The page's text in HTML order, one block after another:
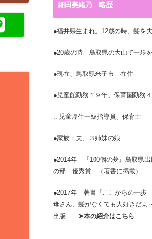
細田美緒乃 略歴
●福井県生まれ。12歳の時、髪を失
●20歳の時、鳥取県の大山で一歩を
●現在、鳥取県米子市 在住
●児童館勤務１９年、保育園勤務
.. 児童厚生一級指導員、保育士
●家族：夫、３姉妹の娘
●2014年 『100個の夢』鳥取県
の部 優秀賞 （著書に掲載）
●2017年 著書『ここからの一歩
母さん、髪がなくても大好きだよ
出版 ➤本の紹介はこちら